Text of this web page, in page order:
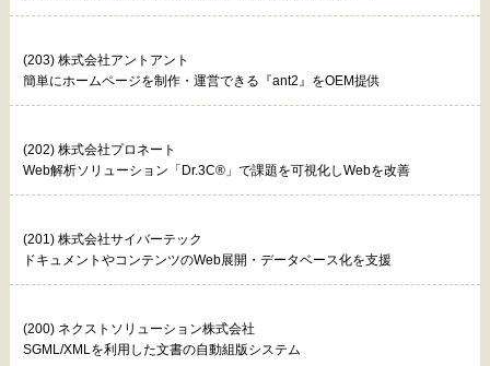
(203) 株式会社アントアント
簡単にホームページを制作・運営できる『ant2』をOEM提供
(202) 株式会社プロネート
Web解析ソリューション「Dr.3C®」で課題を可視化しWebを改善
(201) 株式会社サイバーテック
ドキュメントやコンテンツのWeb展開・データベース化を支援
(200) ネクストソリューション株式会社
SGML/XMLを利用した文書の自動組版システム